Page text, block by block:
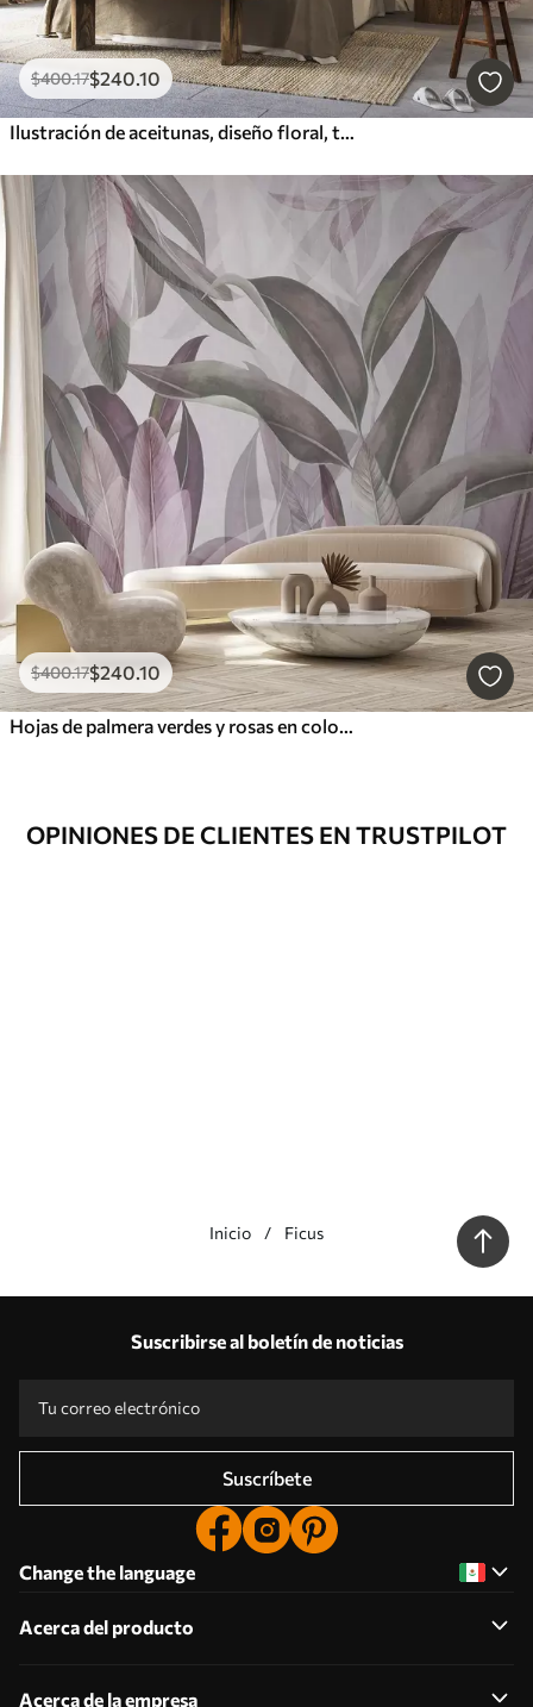
$400.17$240.10
Ilustración de aceitunas, diseño floral, tropical, acuarela, hojas grandes, colores beige
$400.17$240.10
Hojas de palmera verdes y rosas en colores púrpura
OPINIONES DE CLIENTES EN TRUSTPILOT
Inicio Ficus
Producción según tallas individuales
Códigos promocionales con descuentos por pedido
Suscribirse al boletín de noticias
Suscríbete
Change the language
Acerca del producto
Acerca de la empresa